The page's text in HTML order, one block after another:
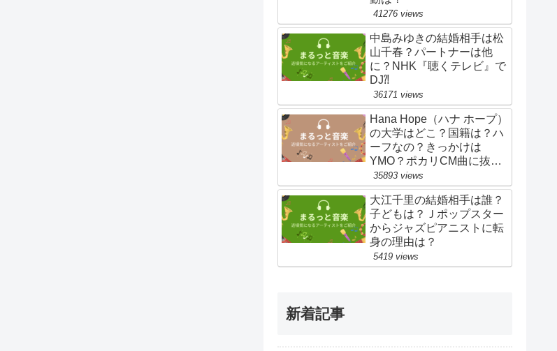
41276 views
中島みゆきの結婚相手は松
山千春？パートナーは他
に？NHK『聴くテレビ』で
DJ⁈
36171 views
Hana Hope（ハナ ホープ）
の大学はどこ？国籍は？ハ
ーフなの？きっかけは
YMO？ポカリCM曲に抜
擢！
35893 views
大江千里の結婚相手は誰？
子どもは？Ｊポップスター
からジャズピアニストに転
身の理由は？
5419 views
新着記事